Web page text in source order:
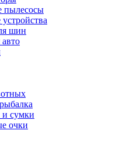
пылесосы
шин
сумки
очки